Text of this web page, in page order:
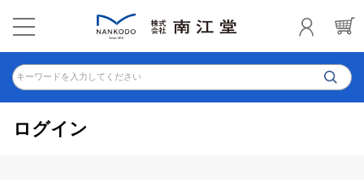
キーワードを入力してください
ログイン